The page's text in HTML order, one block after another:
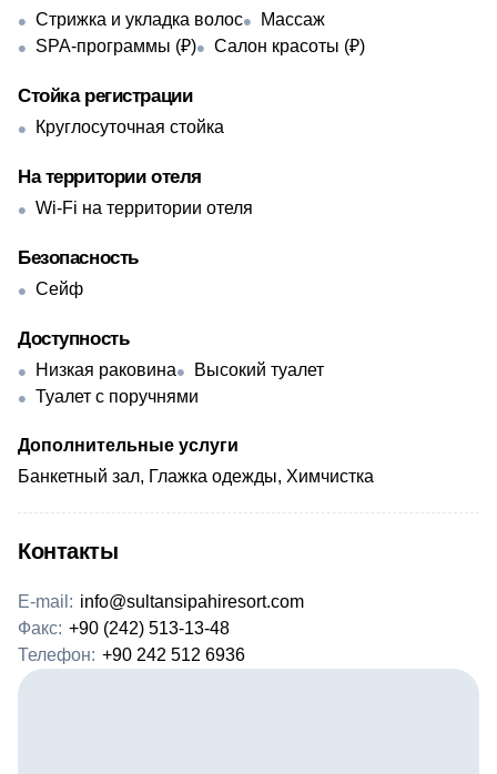
Стрижка и укладка волос
Массаж
SPA-программы (₽)
Салон красоты (₽)
Стойка регистрации
Круглосуточная стойка
На территории отеля
Wi-Fi на территории отеля
Безопасность
Сейф
Доступность
Низкая раковина
Высокий туалет
Туалет с поручнями
Дополнительные услуги
Банкетный зал, Глажка одежды, Химчистка
Контакты
E-mail: info@sultansipahiresort.com
Факс: +90 (242) 513-13-48
Телефон: +90 242 512 6936